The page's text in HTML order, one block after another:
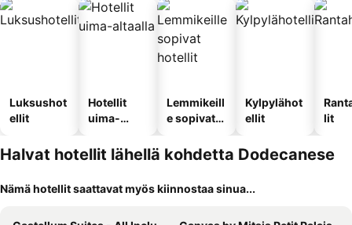
Luksushot
ellit
Hotellit
uima-
Lemmikeill
e sopivat
Kylpylähot
ellit
lit
Halvat hotellit lähellä kohdetta Dodecanese
Nämä hotellit saattavat myös kiinnostaa sinua...